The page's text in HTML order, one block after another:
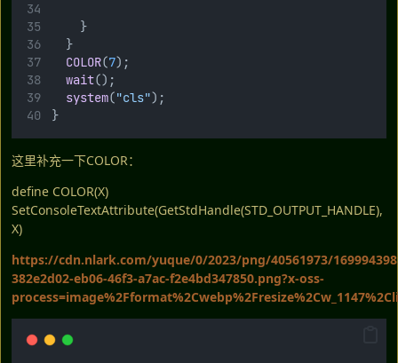
		}
	}
COLOR(7);
wait();
system("cls");
}
这里补充一下COLOR：
define COLOR(X)
SetConsoleTextAttribute(GetStdHandle(STD_OUTPUT_HANDLE),
X)
https://cdn.nlark.com/yuque/0/2023/png/40561973/
382e2d02-eb06-46f3-a7ac-f2e4bd347850.png?x-oss-